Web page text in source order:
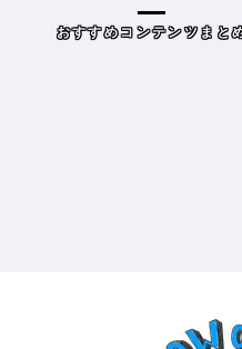
おすすめコンテンツまとめ